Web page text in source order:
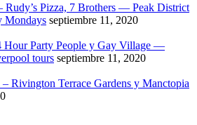
Pizza, 7 Brothers — Peak District
septiembre 11, 2020
Party People y Gay Village —
tours septiembre 11, 2020
Rivington Terrace Gardens y Manctopia